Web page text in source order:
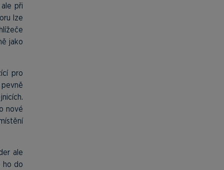
při
lze
jako
pro
nové
ale
ho do